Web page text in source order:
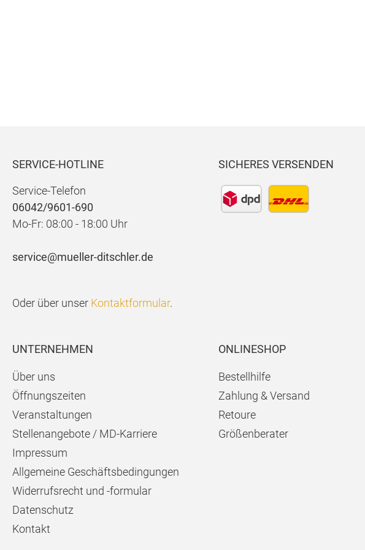
SERVICE-HOTLINE
Service-Telefon
06042/9601-690
Mo-Fr: 08:00 - 18:00 Uhr
service@mueller-ditschler.de
Oder über unser Kontaktformular.
SICHERES VERSENDEN
UNTERNEHMEN
Über uns
Öffnungszeiten
Veranstaltungen
Stellenangebote / MD-Karriere
Impressum
Allgemeine Geschäftsbedingungen
Widerrufsrecht und -formular
Datenschutz
Kontakt
ONLINESHOP
Bestellhilfe
Zahlung & Versand
Retoure
Größenberater